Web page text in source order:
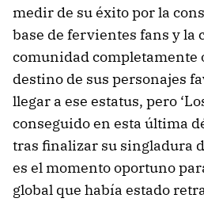
medir de su éxito por la
base de fervientes fans y la
comunidad completamente
destino de sus personajes
llegar a ese estatus, pero
conseguido en esta última
tras finalizar su singladura
es el momento oportuno
global que había estado